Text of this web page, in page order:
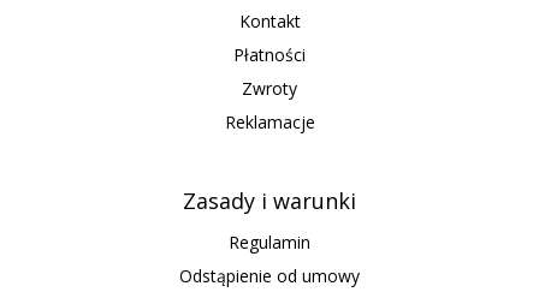
Kontakt
Płatności
Zwroty
Reklamacje
Zasady i warunki
Regulamin
Odstąpienie od umowy